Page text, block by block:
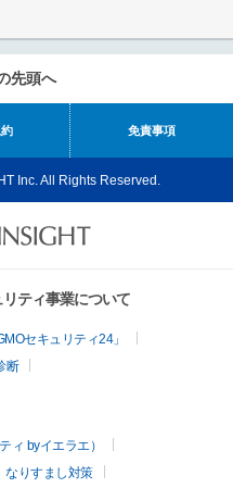
先頭へ
免責事項
Inc. All Rights Reserved.
ティ事業について
セキュリティ24」
断
ィ byイエラエ）
なりすまし対策